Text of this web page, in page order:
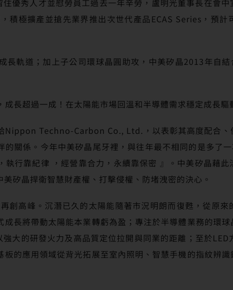
優秀人才並慰勞員工過去一年辛勞，盧明光董事長在會
積極擴產並搶先業界推出次世代產品ECAS Series，預計
長軌道；加上子公司環球晶圓助攻，中美矽晶2013年自
長超過一成！在太陽能市場回溫和半導體需求穩定成長驅
Nippon Techno-Carbon Co., Ltd.，以表彰其高度配合、
關係。今年中美矽晶尾牙裡，與往年最不相同的是多了
行靠紀律 ，經營靠合力，永續靠保密 』。中美矽晶藉
矽晶捍衛智慧財產權、打擊侵權、防堵洩密的決心。
創高峰。沉潛已久的太陽能隨著市況明朗而復甦，從原來
長將帶動太陽能本業轉虧為盈；專注於半導體業務的環
大的研發火力及高品質定位拉開與同業的距離；至於
的應用領域從背光拓展至室內照明、智慧手機的指紋辨